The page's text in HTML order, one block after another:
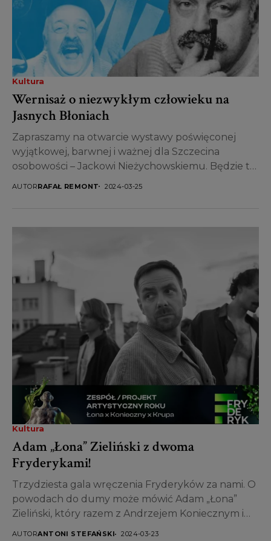
Kultura
Wernisaż o niezwykłym człowieku na
Jasnych Błoniach
Zapraszamy na otwarcie wystawy poświęconej
wyjątkowej, barwnej i ważnej dla Szczecina
osobowości – Jackowi Nieżychowskiemu. Będzie to
AUTORRAFAŁ REMONT 2024-03-25
Kultura
Adam „Łona” Zieliński z dwoma
Fryderykami!
Trzydziesta gala wręczenia Fryderyków za nami. O
powodach do dumy może mówić Adam „Łona”
Zieliński, który razem z Andrzejem Koniecznym i
AUTORANTONI STEFAŃSKI 2024-03-23